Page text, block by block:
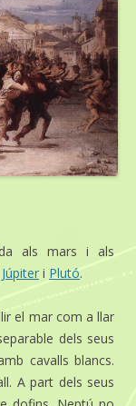
als mars i als
Júpiter i Plutó.
el mar com a llar
dels seus
cavalls blancs.
A part dels seus